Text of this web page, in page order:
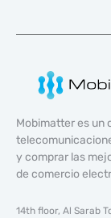
Mobimatter es un
y comprar las
de comercio
14th floor, Al Sarab